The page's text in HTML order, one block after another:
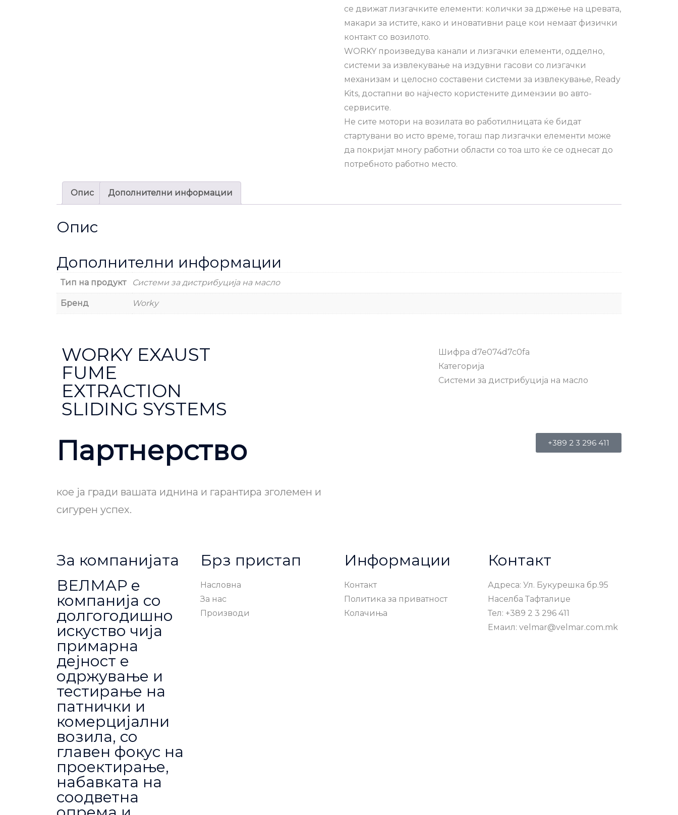
се движат лизгачките елементи: колички за држење на цревата,
макари за истите, како и иновативни раце кои немаат физички
контакт со возилото.
WORKY произведува канали и лизгачки елементи, одделно,
системи за извлекување на издувни гасови со лизгачки
механизам и целосно составени системи за извлекување, Ready
Kits, достапни во најчесто користените димензии во авто-
сервисите.
Не сите мотори на возилата во работилницата ќе бидат
стартувани во исто време, тогаш пар лизгачки елементи може
да покријат многу работни области со тоа што ќе се однесат до
потребното работно место.
Опис Дополнителни информации
Опис
Дополнителни информации
Тип на продукт Системи за дистрибуција на масло
Бренд Worky
WORKY EXAUST
FUME
EXTRACTION
SLIDING SYSTEMS
Шифра d7e074d7c0fa
Категорија
Системи за дистрибуција на масло
Партнерство
кое ја гради вашата иднина и гарантира зголемен и
сигурен успех.
+389 2 3 296 411
За компанијата
ВЕЛМАР е
компанија со
долгогодишно
искуство чија
примарна
дејност е
одржување и
тестирање на
патнички и
комерцијални
возила, со
главен фокус на
проектирање,
набавката на
соодветна
Брз пристап
Насловна
За нас
Производи
Информации
Контакт
Политика за приватност
Колачиња
Контакт
Адреса: Ул. Букурешка бр.95
Населба Тафталиџе
Тел: +389 2 3 296 411
Емаил: velmar@velmar.com.mk